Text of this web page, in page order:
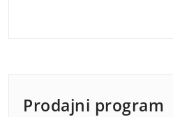
Prodajni program